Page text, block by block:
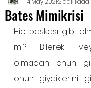
Bates Mimikrisi
4 May 20212 dakikada
Hiç başkası gibi
mı? Bilerek
olmadan onun
onun giydiklerini